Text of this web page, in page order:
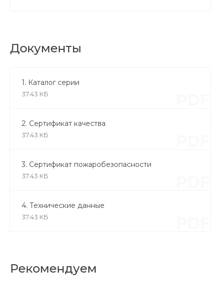
Документы
1. Каталог серии
37.43 КБ
2. Сертификат качества
37.43 КБ
3. Сертификат пожаробезопасности
37.43 КБ
4. Технические данные
37.43 КБ
Рекомендуем